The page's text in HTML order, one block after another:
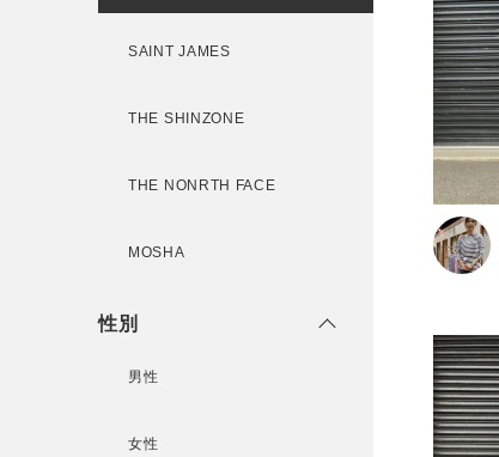
ログイン / マイページ
SAINT JAMES
THE SHINZONE
THE NONRTH FACE
MOSHA
性別
男性
女性